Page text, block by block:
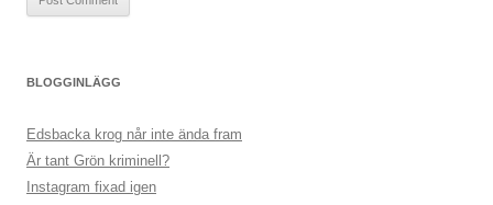
BLOGGINLÄGG
Edsbacka krog når inte ända fram
Är tant Grön kriminell?
Instagram fixad igen